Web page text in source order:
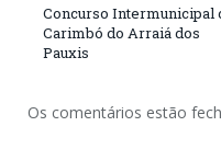
Concurso Intermunicipal
Carimbó do Arraiá dos
Pauxis
Os comentários estão